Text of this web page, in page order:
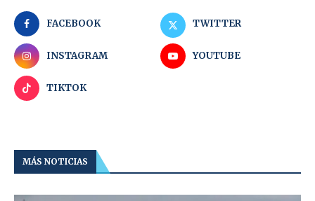
FACEBOOK TWITTER
INSTAGRAM YOUTUBE
TIKTOK
MÁS NOTICIAS